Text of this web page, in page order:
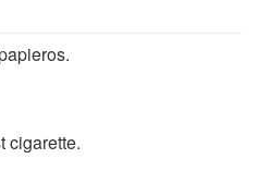
cigarette.